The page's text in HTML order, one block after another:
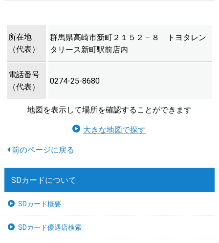
所在地
（代表）
群馬県高崎市新町２１５２－８ トヨタレン
タリース新町駅前店内
電話番号
（代表）
0274-25-8680
地図を表示して場所を確認することができます
大きな地図で探す
SDカードについて
SDカード概要
SDカード優遇店検索